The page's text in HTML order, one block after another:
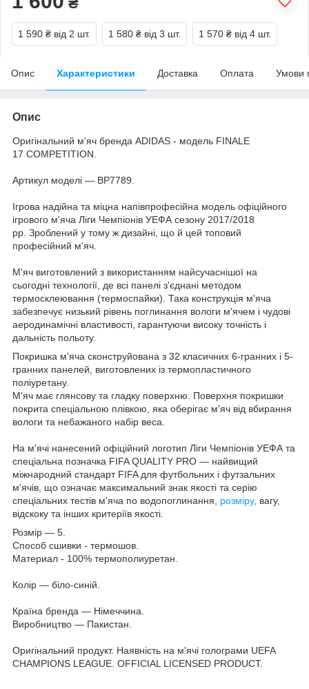
1 590 ₴ від 2 шт. 1 580 ₴ від 3 шт. 1 570 ₴ від 4 шт.
Опис Характеристики Доставка Оплата Умови
Опис
Оригінальний м'яч бренда ADIDAS - модель FINALE
17 СOMPETITION.
Артикул моделі — BP7789.
Ігрова надійна та міцна напівпрофесійна модель офіційного
ігрового м'яча Ліги Чемпіонів УЕФА сезону 2017/2018
рр. Зроблений у тому ж дизайні, що й цей топовий
професійний м'яч.
М'яч виготовлений з використанням найсучаснішої на
сьогодні технології, де всі панелі з'єднані методом
термосклеювання (термоспайки). Така конструкція м'яча
забезпечує низький рівень поглинання вологи м'ячем і чудові
аеродинамічні властивості, гарантуючи високу точність і
дальність польоту.
Покришка м'яча сконструйована з 32 класичних 6-гранних і 5-
гранних панелей, виготовлених із термопластичного
поліуретану.
М'яч має глянсову та гладку поверхню. Поверхня покришки
покрита спеціальною плівкою, яка оберігає м'яч від вбирання
вологи та небажаного набір веса.
На м'ячі нанесений офіційний логотип Ліги Чемпіонів УЕФА та
спеціальна позначка FIFA QUALITY PRO — найвищий
міжнародний стандарт FIFA для футбольних і футзальних
м'ячів, що означає максимальний знак якості та серію
спеціальних тестів м'яча по водопоглинання, розміру, вагу,
відскоку та інших критеріїв якості.
Розмір — 5.
Способ сшивки - термошов.
Материал - 100% термополиуретан.
Колір — біло-синій.
Країна бренда — Німеччина.
Виробництво — Пакистан.
Оригінальний продукт. Наявність на м'ячі голограми UEFA
СHAMPIONS LEAGUE. OFFICIAL LICENSED PRODUCT.